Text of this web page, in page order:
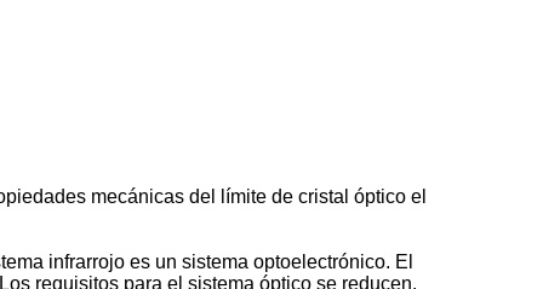
mecánicas del límite de cristal óptico el
infrarrojo es un sistema optoelectrónico. El
requisitos para el sistema óptico se reducen.